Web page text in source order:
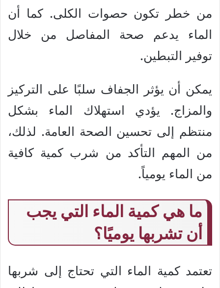
من خطر تكون حصوات الكلى. كما أن
الماء يدعم صحة المفاصل من خلال
توفير التبطين.
يمكن أن يؤثر الجفاف سلبًا على التركيز
والمزاج. يؤدي استهلاك الماء بشكل
منتظم إلى تحسين الصحة العامة. لذلك،
من المهم التأكد من شرب كمية كافية
من الماء يومياً.
ما هي كمية الماء التي يجب
أن تشربها يوميًا؟
تعتمد كمية الماء التي تحتاج إلى شربها